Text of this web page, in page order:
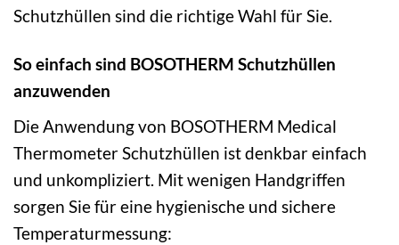
Schutzhüllen sind die richtige Wahl für Sie.
So einfach sind BOSOTHERM Schutzhüllen
anzuwenden
Die Anwendung von BOSOTHERM Medical
Thermometer Schutzhüllen ist denkbar einfach
und unkompliziert. Mit wenigen Handgriffen
sorgen Sie für eine hygienische und sichere
Temperaturmessung: